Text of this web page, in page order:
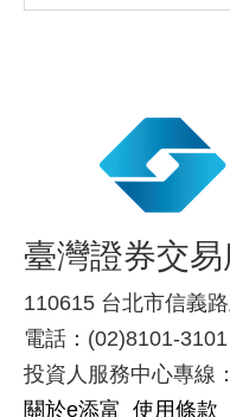
臺灣證券交易
110615 台北市信義
電話：(02)8101-3101
投資人服務中心專線
關於e添富 使用條款